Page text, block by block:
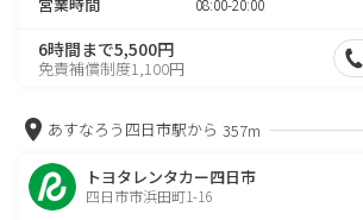
08:00-20:00
6時間まで5,500円
免責補償制度1,100円
あすなろう四日市駅から 357m
トヨタレンタカー四日市
四日市市浜田町1-16